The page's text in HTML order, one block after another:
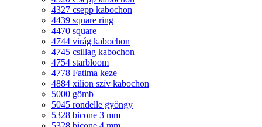
4327 csepp kabochon
4439 square ring
4470 square
4744 virág kabochon
4745 csillag kabochon
4754 starbloom
4778 Fatima keze
4884 xilion szív kabochon
5000 gömb
5045 rondelle gyöngy
5328 bicone 3 mm